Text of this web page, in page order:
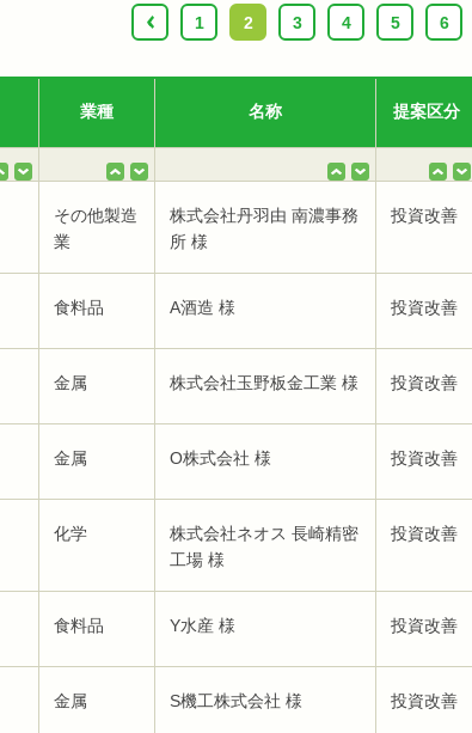
‹
1 2 3 4 5 6
業種 名称 提案区分
その他製造
業
株式会社丹羽由 南濃事務
所 様
投資改善
食料品 A酒造 様 投資改善
金属 株式会社玉野板金工業 様 投資改善
金属 O株式会社 様 投資改善
化学
株式会社ネオス 長崎精密
工場 様
投資改善
食料品 Y水産 様 投資改善
金属 S機工株式会社 様 投資改善